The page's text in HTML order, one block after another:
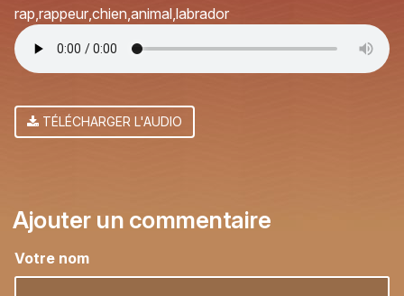
rap rappeur chien animal labrador
TÉLÉCHARGER L'AUDIO
Ajouter un commentaire
Votre nom